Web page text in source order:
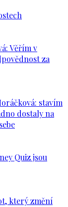
Věřím v
za
stavím
dostaly na
Quiz jsou
který změní